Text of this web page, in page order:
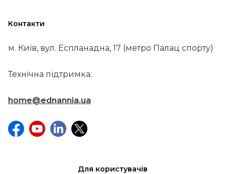
Контакти
м. Київ, вул. Еспланадна, 17 (метро Палац спорту)
Технічна підтримка:
home@ednannia.ua
Для користувачів